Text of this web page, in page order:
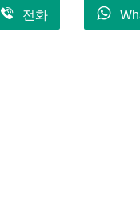
전화